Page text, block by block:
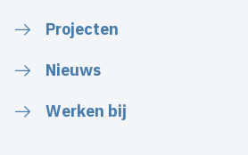
Projecten
Nieuws
Werken bij